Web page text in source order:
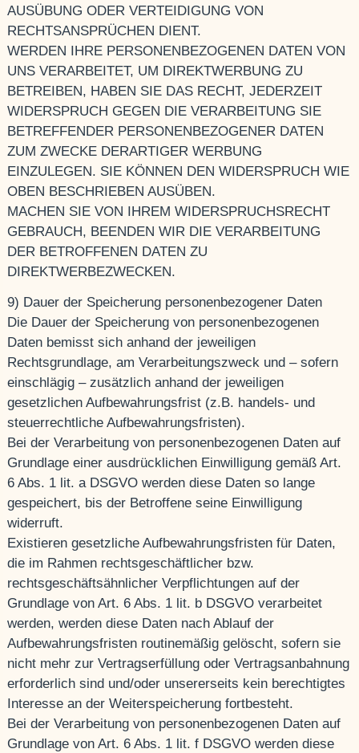
AUSÜBUNG ODER VERTEIDIGUNG VON
RECHTSANSPRÜCHEN DIENT.
WERDEN IHRE PERSONENBEZOGENEN DATEN VON
UNS VERARBEITET, UM DIREKTWERBUNG ZU
BETREIBEN, HABEN SIE DAS RECHT, JEDERZEIT
WIDERSPRUCH GEGEN DIE VERARBEITUNG SIE
BETREFFENDER PERSONENBEZOGENER DATEN
ZUM ZWECKE DERARTIGER WERBUNG
EINZULEGEN. SIE KÖNNEN DEN WIDERSPRUCH WIE
OBEN BESCHRIEBEN AUSÜBEN.
MACHEN SIE VON IHREM WIDERSPRUCHSRECHT
GEBRAUCH, BEENDEN WIR DIE VERARBEITUNG
DER BETROFFENEN DATEN ZU
DIREKTWERBEZWECKEN.
9) Dauer der Speicherung personenbezogener Daten
Die Dauer der Speicherung von personenbezogenen
Daten bemisst sich anhand der jeweiligen
Rechtsgrundlage, am Verarbeitungszweck und – sofern
einschlägig – zusätzlich anhand der jeweiligen
gesetzlichen Aufbewahrungsfrist (z.B. handels- und
steuerrechtliche Aufbewahrungsfristen).
Bei der Verarbeitung von personenbezogenen Daten auf
Grundlage einer ausdrücklichen Einwilligung gemäß Art.
6 Abs. 1 lit. a DSGVO werden diese Daten so lange
gespeichert, bis der Betroffene seine Einwilligung
widerruft.
Existieren gesetzliche Aufbewahrungsfristen für Daten,
die im Rahmen rechtsgeschäftlicher bzw.
rechtsgeschäftsähnlicher Verpflichtungen auf der
Grundlage von Art. 6 Abs. 1 lit. b DSGVO verarbeitet
werden, werden diese Daten nach Ablauf der
Aufbewahrungsfristen routinemäßig gelöscht, sofern sie
nicht mehr zur Vertragserfüllung oder Vertragsanbahnung
erforderlich sind und/oder unsererseits kein berechtigtes
Interesse an der Weiterspeicherung fortbesteht.
Bei der Verarbeitung von personenbezogenen Daten auf
Grundlage von Art. 6 Abs. 1 lit. f DSGVO werden diese